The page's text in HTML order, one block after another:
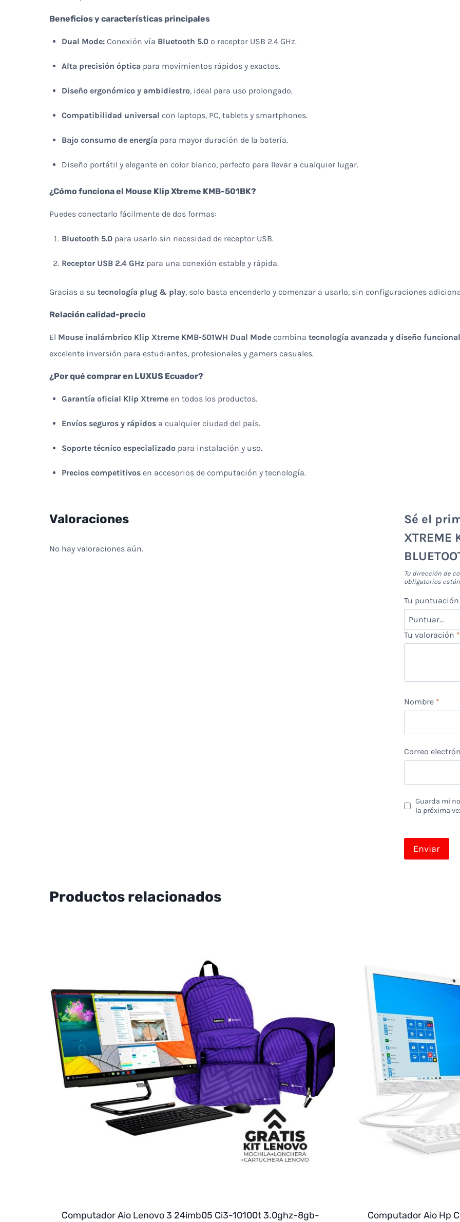
Beneficios y características principales
Dual Mode: Conexión vía Bluetooth 5.0 o receptor USB 2.4 GHz.
Alta precisión óptica para movimientos rápidos y exactos.
Diseño ergonómico y ambidiestro, ideal para uso prolongado.
Compatibilidad universal con laptops, PC, tablets y smartphones.
Bajo consumo de energía para mayor duración de la batería.
Diseño portátil y elegante en color blanco, perfecto para llevar a cualquier lugar.
¿Cómo funciona el Mouse Klip Xtreme KMB-501BK?
Puedes conectarlo fácilmente de dos formas:
Bluetooth 5.0 para usarlo sin necesidad de receptor USB.
Receptor USB 2.4 GHz para una conexión estable y rápida.
Gracias a su tecnología plug & play, solo basta encenderlo y comenzar a usarlo, sin configuraciones
Relación calidad-precio
El Mouse inalámbrico Klip Xtreme KMB-501WH Dual Mode combina tecnología avanzada y diseño funcional
excelente inversión para estudiantes, profesionales y gamers casuales.
¿Por qué comprar en LUXUS Ecuador?
Garantía oficial Klip Xtreme en todos los productos.
Envíos seguros y rápidos a cualquier ciudad del país.
Soporte técnico especializado para instalación y uso.
Precios competitivos en accesorios de computación y tecnología.
Valoraciones
No hay valoraciones aún.
Sé el
XTREME
Tu dirección de
obligatorios
Tu
Tu valoración *
Nombre *
Correo
Guarda mi
la próxima
Productos relacionados
Computador Aio Lenovo 3 24imb05 Ci3-10100t 3.0ghz-8gb-
Computador Aio Hp